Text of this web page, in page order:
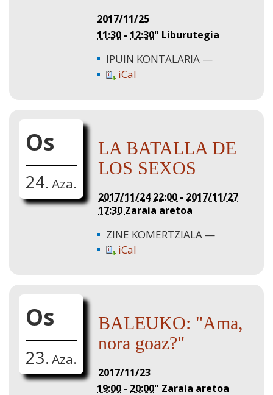
2017/11/25
11:30 - 12:30" Liburutegia
IPUIN KONTALARIA
iCal
Os
24. Aza.
LA BATALLA DE
LOS SEXOS
2017/11/24 22:00 - 2017/11/27
17:30 Zaraia aretoa
ZINE KOMERTZIALA
iCal
Os
23. Aza.
BALEUKO: "Ama,
nora goaz?"
2017/11/23
19:00 - 20:00" Zaraia aretoa